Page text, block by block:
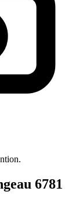
6781